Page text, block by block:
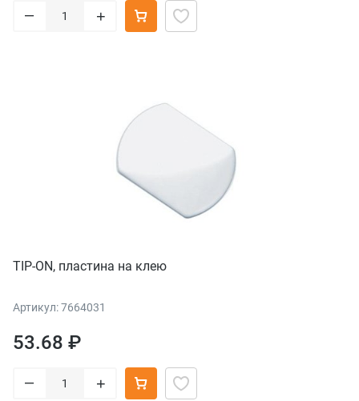
– +
TIP-ON, пластина на клею
Артикул: 7664031
53.68 ₽
– +